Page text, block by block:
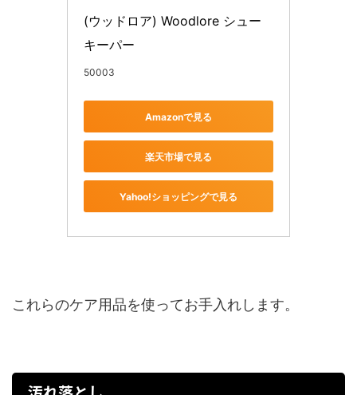
(ウッドロア) Woodlore シュー
キーパー
50003
Amazonで見る
楽天市場で見る
Yahoo!ショッピングで見る
これらのケア用品を使ってお手入れします。